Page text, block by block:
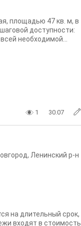
площадью 47 кв. м, в
доступности:
необходимой...
1 30.07
, Ленинский р-н
на длительный срок,
входят в стоимость